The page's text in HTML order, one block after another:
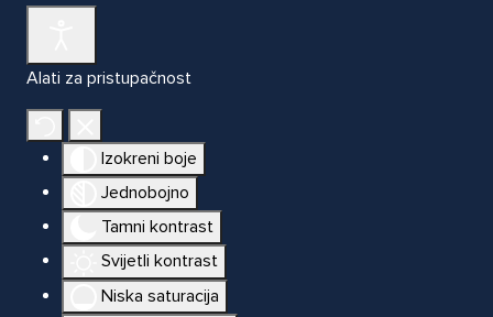
Alati za pristupačnost
Izokreni boje
Jednobojno
Tamni kontrast
Svijetli kontrast
Niska saturacija